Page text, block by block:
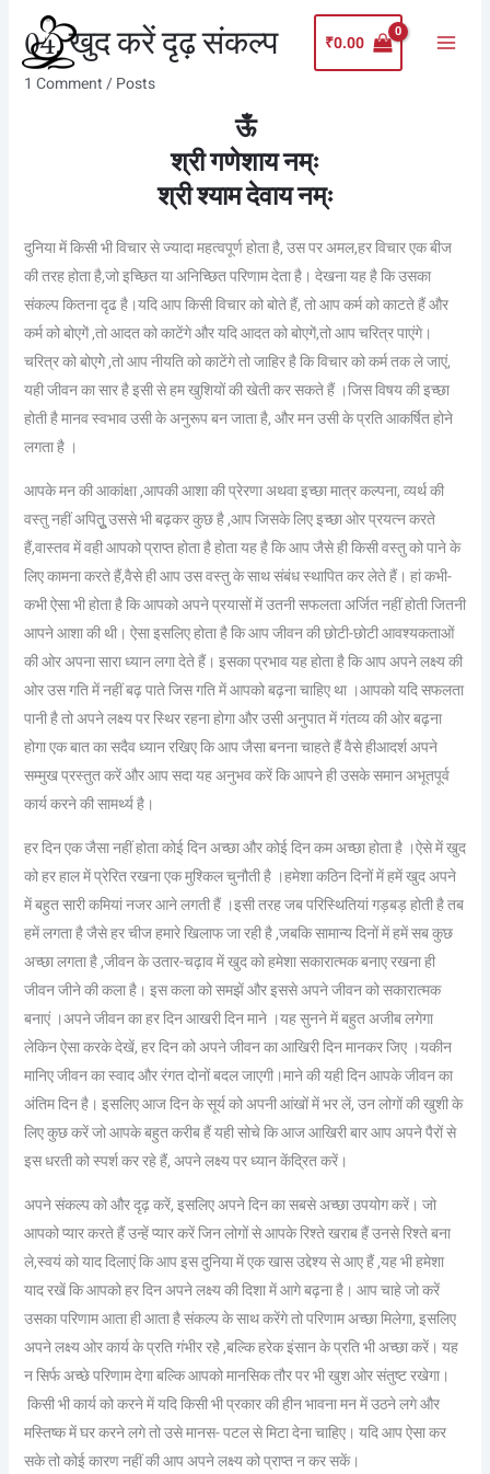
content
₹0.00
Menu
04. खुद करें दृढ़ संकल्प
1 Comment/Posts
ऊँ
श्री गणेशाय नम्ः
श्री श्याम देवाय नम्ः
दुनिया में किसी भी विचार से ज्यादा महत्वपूर्ण होता है, उस पर अमल,हर विचार एक बीज
की तरह होता है,जो इच्छित या अनिच्छित परिणाम देता है। देखना यह है कि उसका
संकल्प कितना दृढ है।यदि आप किसी विचार को बोते हैं, तो आप कर्म को काटते हैं और
कर्म को बोएगऺे ,तो आदत को काटेंगे और यदि आदत को बोएगऺे,तो आप चरित्र पाएंगे।
चरित्र को बोएगेे ,तो आप नीयति को काटेंगे तो जाहिर है कि विचार को कर्म तक ले जाएं,
यही जीवन का सार है इसी से हम खुशियों की खेती कर सकते हैं ।जिस विषय की इच्छा
होती है मानव स्वभाव उसी के अनुरूप बन जाता है, और मन उसी के प्रति आकर्षित होने
लगता है ।
आपके मन की आकांक्षा ,आपकी आशा की प्रेरणा अथवा इच्छा मात्र कल्पना, व्यर्थ की
वस्तु नहीं अपितुू उससे भी बढ़कर कुछ है ,आप जिसके लिए इच्छा ओर प्रयत्न करते
हैं,वास्तव में वही आपको प्राप्त होता है होता यह है कि आप जैसे ही किसी वस्तु को पाने के
लिए कामना करते हैं,वैसे ही आप उस वस्तु के साथ संबंध स्थापित कर लेते हैं। हां कभी-
कभी ऐसा भी होता है कि आपको अपने प्रयासों में उतनी सफलता अर्जित नहीं होती जितनी
आपने आशा की थी। ऐसा इसलिए होता है कि आप जीवन की छोटी-छोटी आवश्यकताओं
की ओर अपना सारा ध्यान लगा देते हैं। इसका प्रभाव यह होता है कि आप अपने लक्ष्य की
ओर उस गति में नहीं बढ़ पाते जिस गति में आपको बढ़ना चाहिए था ।आपको यदि सफलता
पानी है तो अपने लक्ष्य पर स्थिर रहना होगा और उसी अनुपात में गंतव्य की ओर बढ़ना
होगा एक बात का सदैव ध्यान रखिए कि आप जैसा बनना चाहते हैं वैसे हीआदर्श अपने
सम्मुख प्रस्तुत करें और आप सदा यह अनुभव करें कि आपने ही उसके समान अभूतपूर्व
कार्य करने की सामर्थ्य है।
हर दिन एक जैसा नहीं होता कोई दिन अच्छा और कोई दिन कम अच्छा होता है ।ऐसे में खुद
को हर हाल में प्रेरित रखना एक मुश्किल चुनौती है ।हमेशा कठिन दिनों में हमें खुद अपने
में बहुत सारी कमियां नजर आने लगती हैं ।इसी तरह जब परिस्थितियां गड़बड़ होती है तब
हमें लगता है जैसे हर चीज हमारे खिलाफ जा रही है ,जबकि सामान्य दिनों में हमें सब कुछ
अच्छा लगता है ,जीवन के उतार-चढ़ाव में खुद को हमेशा सकारात्मक बनाए रखना ही
जीवन जीने की कला है। इस कला को समझें और इससे अपने जीवन को सकारात्मक
बनाएं ।अपने जीवन का हर दिन आखरी दिन माने ।यह सुनने में बहुत अजीब लगेगा
लेकिन ऐसा करके देखें, हर दिन को अपने जीवन का आखिरी दिन मानकर जिए ।यकीन
मानिए जीवन का स्वाद और रंगत दोनों बदल जाएगी।माने की यही दिन आपके जीवन का
अंतिम दिन है। इसलिए आज दिन के सूर्य को अपनी आंखों में भर लें, उन लोगों की खुशी के
लिए कुछ करें जो आपके बहुत करीब हैं यही सोचे कि आज आखिरी बार आप अपने पैरों से
इस धरती को स्पर्श कर रहे हैं, अपने लक्ष्य पर ध्यान केंद्रित करें।
अपने संकल्प को और दृढ़ करें, इसलिए अपने दिन का सबसे अच्छा उपयोग करें। जो
आपको प्यार करते हैं उन्हें प्यार करें जिन लोगों से आपके रिश्ते खराब हैं उनसे रिश्ते बना
ले,स्वयं को याद दिलाएं कि आप इस दुनिया में एक खास उद्देश्य से आए हैं ,यह भी हमेशा
याद रखें कि आपको हर दिन अपने लक्ष्य की दिशा में आगे बढ़ना है। आप चाहे जो करें
उसका परिणाम आता ही आता है संकल्प के साथ करेंगे तो परिणाम अच्छा मिलेगा, इसलिए
अपने लक्ष्य ओर कार्य के प्रति गंभीर रहऺे ,बल्कि हरेक इंसान के प्रति भी अच्छा करें। यह
न सिर्फ अच्छे परिणाम देगा बल्कि आपको मानसिक तौर पर भी खुश ओर संतुष्ट रखेगा।
किसी भी कार्य को करने में यदि किसी भी प्रकार की हीन भावना मन में उठने लगे और
मस्तिष्क में घर करने लगे तो उसे मानस- पटल से मिटा देना चाहिए। यदि आप ऐसा कर
सके तो कोई कारण नहीं की आप अपने लक्ष्य को प्राप्त न कर सकें।